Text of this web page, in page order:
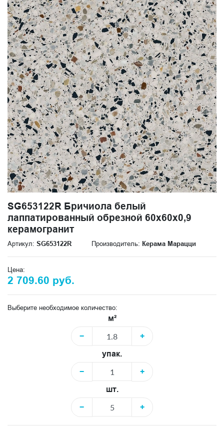
SG653122R Бричиола белый
лаппатированный обрезной 60x60x0,9
керамогранит
Артикул: SG653122R Производитель: Керама Марацци
Цена:
2 709.60 руб.
Выберите необходимое количество:
м²
−
+
упак.
−
+
шт.
−
+